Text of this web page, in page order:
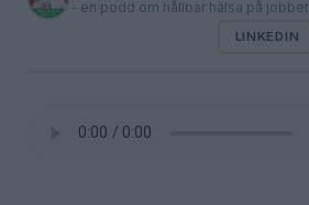
- en podd om hållbar hälsa på jobbet
LINKEDIN